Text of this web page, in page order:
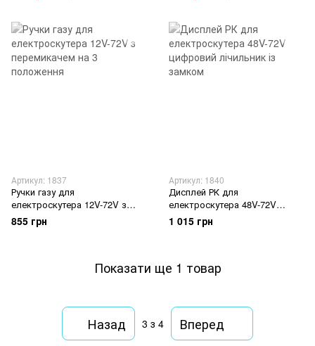
Артикул: 1837
Ручки газу для
електроскутера 12V-72V з
перемикачем на 3 положення
855 грн
Артикул: 1840
Дисплей РК для
електроскутера 48V-72V
цифровий лічильник із замком
1 015 грн
Показати ще 1 товар
Назад 3 з 4 Вперед